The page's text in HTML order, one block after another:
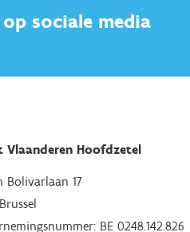
sociale media
Vlaanderen Hoofdzetel
Bolivarlaan 17
BE 0248.142.826